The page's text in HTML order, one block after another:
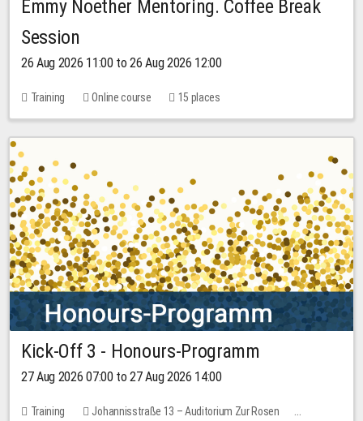
Emmy Noether Mentoring. Coffee Break
Session
26 Aug 2026 11:00 to 26 Aug 2026 12:00
Training Online course 15 places
Kick-Off 3 - Honours-Programm
27 Aug 2026 07:00 to 27 Aug 2026 14:00
Training
Johannisstraße 13 – Auditorium Zur Rosen